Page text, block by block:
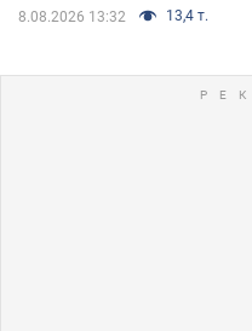
8.08.2026 13:32 13,4 т.